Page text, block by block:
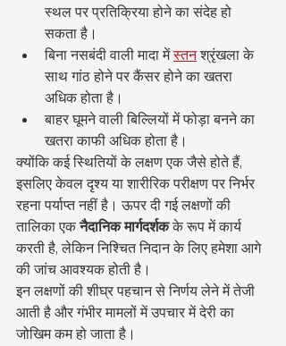
स्थल पर प्रतिक्रिया होने का संदेह हो
सकता है।
बिना नसबंदी वाली मादा में स्तन श्रृंखला के
साथ गांठ होने पर कैंसर होने का खतरा
अधिक होता है।
बाहर घूमने वाली बिल्लियों में फोड़ा बनने का
खतरा काफी अधिक होता है।
क्योंकि कई स्थितियों के लक्षण एक जैसे होते हैं,
इसलिए केवल दृश्य या शारीरिक परीक्षण पर निर्भर
रहना पर्याप्त नहीं है। ऊपर दी गई लक्षणों की
तालिका एक नैदानिक मार्गदर्शक के रूप में कार्य
करती है, लेकिन निश्चित निदान के लिए हमेशा आगे
की जांच आवश्यक होती है।
इन लक्षणों की शीघ्र पहचान से निर्णय लेने में तेजी
आती है और गंभीर मामलों में उपचार में देरी का
जोखिम कम हो जाता है।